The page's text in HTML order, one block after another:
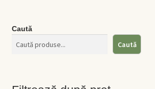
Caută
Caută